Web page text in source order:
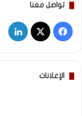
تواصل معنا
فيسبوك
‫X
الإعلانات